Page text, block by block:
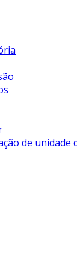
de unidade